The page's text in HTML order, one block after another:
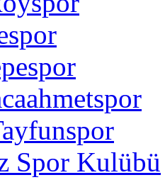
Spor Kulübü